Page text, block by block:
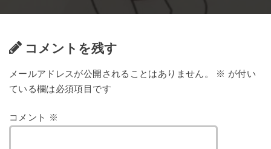
コメントを残す
メールアドレスが公開されることはありません。 ※ が付い
ている欄は必須項目です
コメント ※